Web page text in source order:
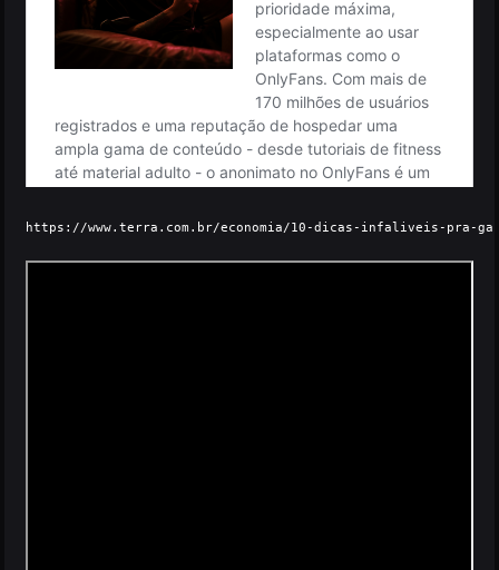
https://www.terra.com.br/economia/10-dicas-infaliveis-pra-